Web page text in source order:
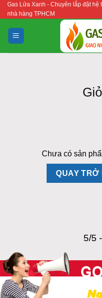
Bỏ
qua
nội
dung
Gas Lửa Xanh - Chuyên lắp đặt
nhà hàng TPHCM
Chưa có sản
QUAY TRỞ
5/5